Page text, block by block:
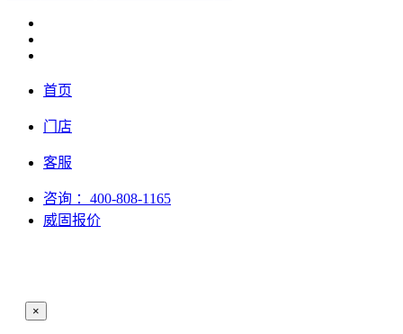
首页
门店
客服
咨询 ：400-808-1165
威固报价
×